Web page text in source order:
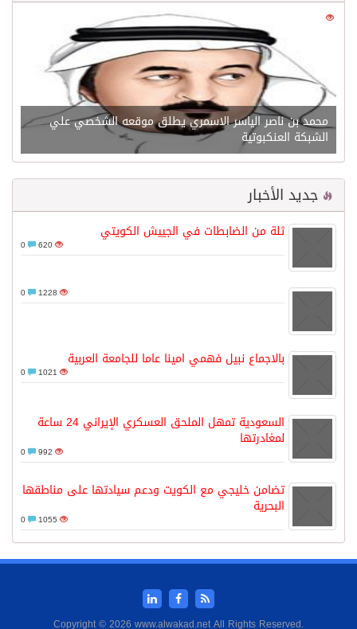
21602
محمد بن ناصر الياسر الاسمري يطلق موقعه الشخصي علي
الشبكة العنكبوتية
جديد الأخبار
ثلة من الضابطات في الجييش الكويتي
620
1228
بالاجماع نبيل فهمي امينا عاما للجامعة العربية
1021
السعودية تمهل الملحق العسكري الإيراني 24 ساعة
لمغادرتها
992
تضامن خليجي مع الكويت ودعم سيادتها على مناطقها
البحرية
1055
Copyright © 2026 www.alwakad.net All Rights Reserved.